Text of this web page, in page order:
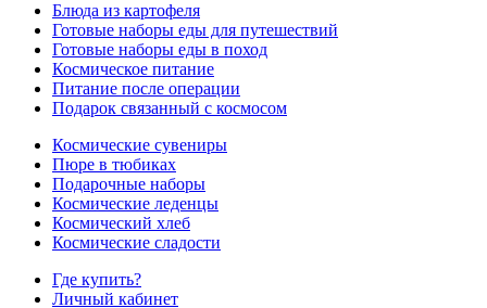
Блюда из картофеля
Готовые наборы еды для путешествий
Готовые наборы еды в поход
Космическое питание
Питание после операции
Подарок связанный с космосом
Космические сувениры
Пюре в тюбиках
Подарочные наборы
Космические леденцы
Космический хлеб
Космические сладости
Где купить?
Личный кабинет